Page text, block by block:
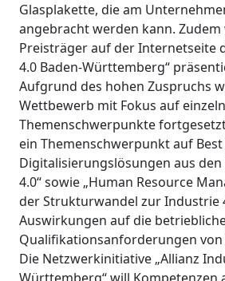
Glasplakette, die am
angebracht werden kann.
Preisträger auf der Internetseite
4.0 Baden-Württemberg“
Aufgrund des hohen Zuspruchs
Wettbewerb mit Fokus auf
Themenschwerpunkte
ein Themenschwerpunkt auf
Digitalisierungslösungen aus den
4.0“ sowie „Human Resource
der Strukturwandel zur Industrie
Auswirkungen auf die
Qualifikationsanforderungen
Die Netzwerkinitiative „Allianz